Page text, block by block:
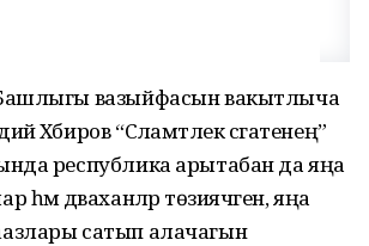
вазыйфасын вакытлыча
Хәбиров “Сәламәтлек сәгатенең”
республика арытабан да яңа
дәваханәләр төзиячәген, яңа
сатып алачагын